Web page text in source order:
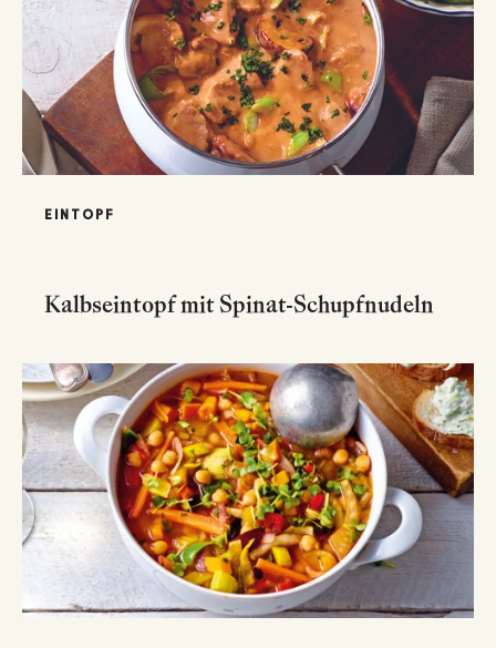
EINTOPF
Kalbseintopf mit Spinat-Schupfnudeln